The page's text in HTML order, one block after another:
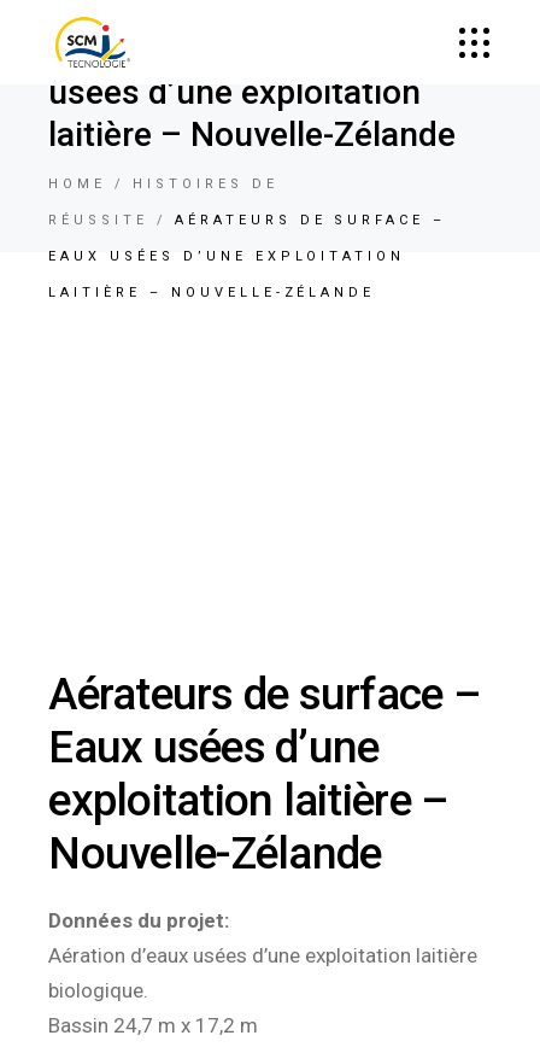
Aérateurs de surface – Eaux
usées d’une exploitation
laitière – Nouvelle-Zélande
HOME HISTOIRES DE
RÉUSSITE AÉRATEURS DE SURFACE –
EAUX USÉES D’UNE EXPLOITATION
LAITIÈRE – NOUVELLE-ZÉLANDE
Aérateurs de surface –
Eaux usées d’une
exploitation laitière –
Nouvelle-Zélande
Données du projet:
Aération d’eaux usées d’une exploitation laitière
biologique.
Bassin 24,7 m x 17,2 m